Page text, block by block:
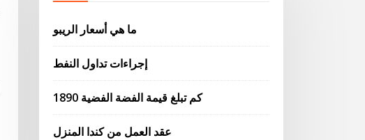
ما هي أسعار الريبو
إجراءات تداول النفط
كم تبلغ قيمة الفضة الفضية 1890
عقد العمل من كندا المنزل